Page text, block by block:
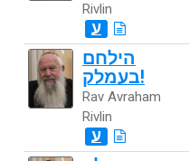
Rivlin
ע
הילחם
בעמלק!
Rav Avraham
Rivlin
ע